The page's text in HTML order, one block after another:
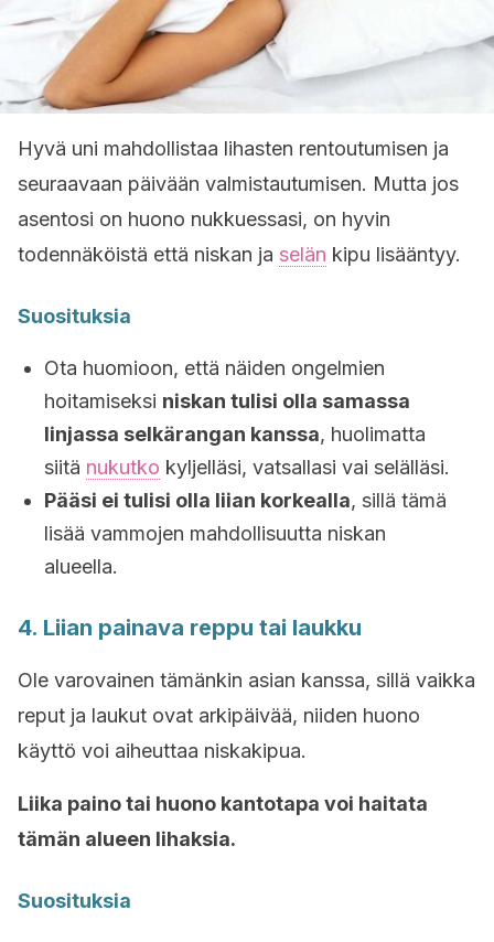
Hyvä uni mahdollistaa lihasten rentoutumisen ja
seuraavaan päivään valmistautumisen. Mutta jos
asentosi on huono nukkuessasi, on hyvin
todennäköistä että niskan ja selän kipu lisääntyy.
Suosituksia
Ota huomioon, että näiden ongelmien
hoitamiseksi niskan tulisi olla samassa
linjassa selkärangan kanssa, huolimatta
siitä nukutko kyljelläsi, vatsallasi vai selälläsi.
Pääsi ei tulisi olla liian korkealla, sillä tämä
lisää vammojen mahdollisuutta niskan
alueella.
4. Liian painava reppu tai laukku
Ole varovainen tämänkin asian kanssa, sillä vaikka
reput ja laukut ovat arkipäivää, niiden huono
käyttö voi aiheuttaa niskakipua.
Liika paino tai huono kantotapa voi haitata
tämän alueen lihaksia.
Suosituksia